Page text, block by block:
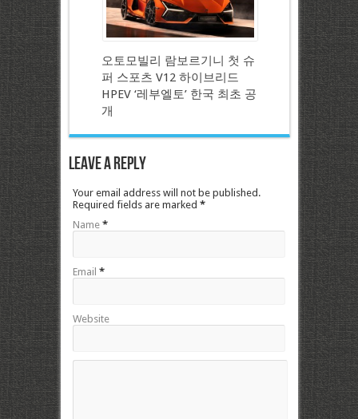
오토모빌리 람보르기니 첫 슈
퍼 스포츠 V12 하이브리드
HPEV ‘레부엘토’ 한국 최초 공
개
Leave a Reply
Your email address will not be published.
Required fields are marked *
Name *
Email *
Website